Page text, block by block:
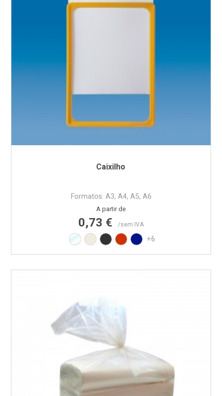
Caixilho
Formatos: A3, A4, A5, A6
Preço normal
Preço
A partir de
0,73 € /sem IVA
Transparente
Branco RAL9010
Preto RAL9017
Vermelho RAL3020
Azul PAN BLUE REFLEX
+6